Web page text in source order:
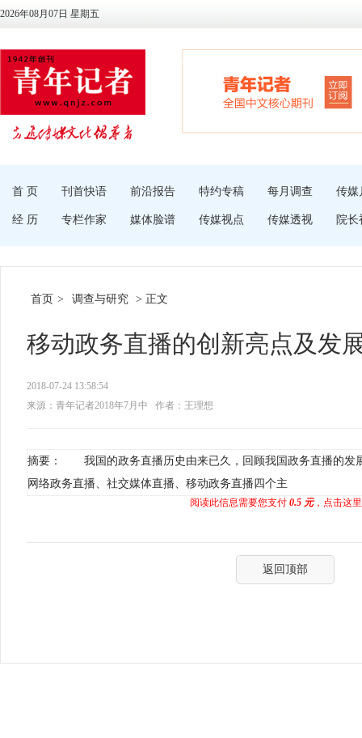
2026年08月07日 星期五
首 页 刊首快语 前沿报告 特约专稿 每月调查 传媒
经 历 专栏作家 媒体脸谱 传媒视点 传媒透视 院长
首页 > 调查与研究 > 正文
移动政务直播的创新亮点及发
2018-07-24 13:58:54
来源：青年记者2018年7月中
作者：王理想
摘要： 我国的政务直播历史由来已久，回顾我国政务直播的发
网络政务直播、社交媒体直播、移动政务直播四个主
阅读此信息需要您支付 0.5 元，点击这
返回顶部